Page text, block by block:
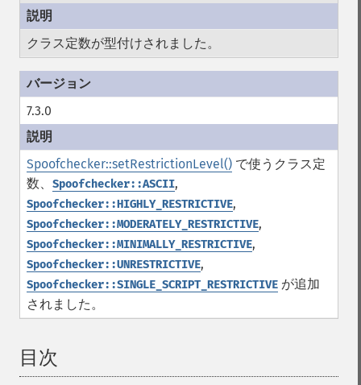
クラス定数が型付けされました。
7.3.0
Spoofchecker::setRestrictionLevel() で使うクラス定
数、 Spoofchecker::ASCII,
Spoofchecker::HIGHLY_RESTRICTIVE,
Spoofchecker::MODERATELY_RESTRICTIVE,
Spoofchecker::MINIMALLY_RESTRICTIVE,
Spoofchecker::UNRESTRICTIVE,
Spoofchecker::SINGLE_SCRIPT_RESTRICTIVE が追加
されました。
目次